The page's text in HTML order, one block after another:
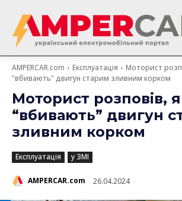
AMPERCAR.com Експлуатація
Моторист
"вбивають" двигун старим зливним корком
Моторист розповів,
“вбивають” двигун
зливним корком
Експлуатація у ЗМІ
AMPERCAR.com 26.04.2024